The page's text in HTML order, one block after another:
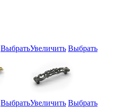
ВыбратьУвеличить Выбрать
ВыбратьУвеличить Выбрать